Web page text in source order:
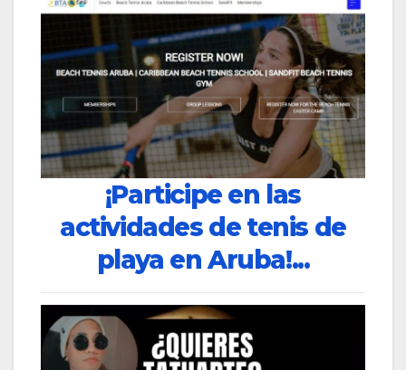
¡Participe en las
actividades de tenis de
playa en Aruba!...